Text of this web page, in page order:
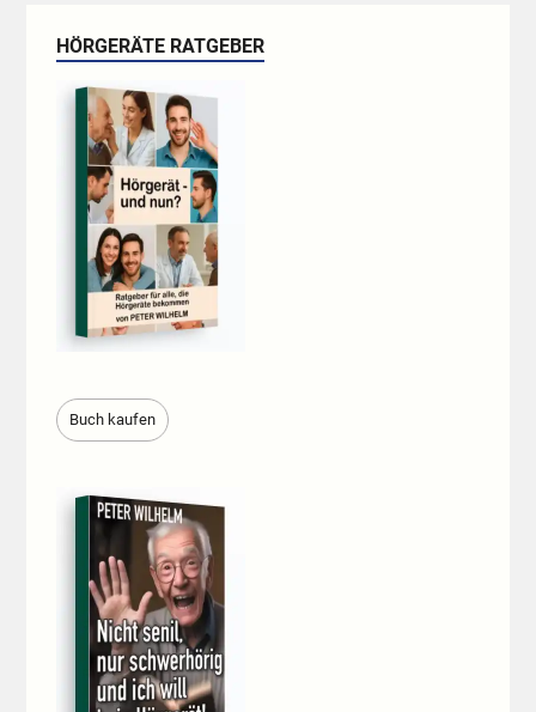
HÖRGERÄTE RATGEBER
Buch kaufen